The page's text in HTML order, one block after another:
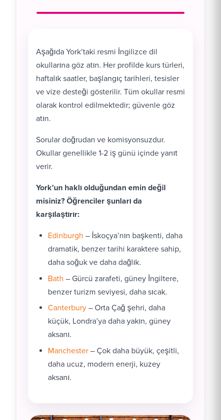
Aşağıda York’taki resmi İngilizce dil
okullarına göz atın. Her profilde kurs türleri,
haftalık saatler, başlangıç tarihleri, tesisler
ve vize desteği gösterilir. Tüm okullar resmi
olarak kontrol edilmektedir; güvenle göz
atın.
Sorular doğrudan ve komisyonsuzdur.
Okullar genellikle 1-2 iş günü içinde yanıt
verir.
York’un haklı olduğundan emin değil
misiniz? Öğrenciler şunları da
karşılaştırır:
Edinburgh – İskoçya’nın başkenti, daha
dramatik, benzer tarihi karaktere sahip,
daha soğuk ve daha dağlık.
Bath – Gürcü zarafeti, güney İngiltere,
benzer turizm seviyesi, daha sıcak.
Canterbury – Orta Çağ şehri, daha
küçük, Londra’ya daha yakın, güney
aksanı.
Manchester – Çok daha büyük, çeşitli,
daha ucuz, modern enerji, kuzey
aksanı.